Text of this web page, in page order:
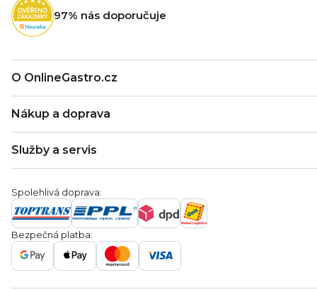
97% nás doporučuje
O OnlineGastro.cz
Kontakty
Věrnostní program
Blog
Nákup a doprava
Záruka
Ochrana osobních údajů
Reklamační řády
Služby a servis
Servis a reklamace
Poptávka
Gastro projekty
Značky
Gastro velkoobchod
Spolehlivá doprava:
Bezpečná platba: